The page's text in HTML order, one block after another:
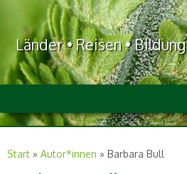
Länder • Reisen • Bildung
Start » Autor*innen » Barbara Bull